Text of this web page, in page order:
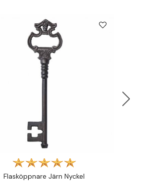
Flasköppnare Järn Nyckel